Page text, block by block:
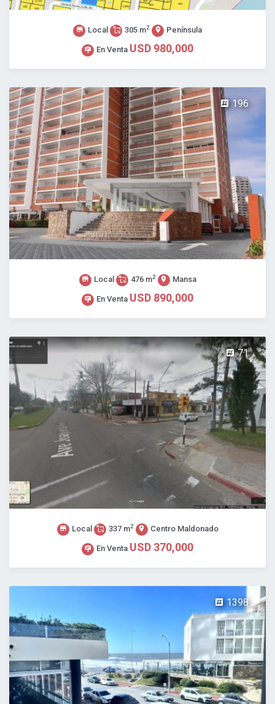
Local 305 m2 Península
En Venta USD 980,000
196
Local 476 m2 Mansa
En Venta USD 890,000
71
Local 337 m2 Centro Maldonado
En Venta USD 370,000
1398